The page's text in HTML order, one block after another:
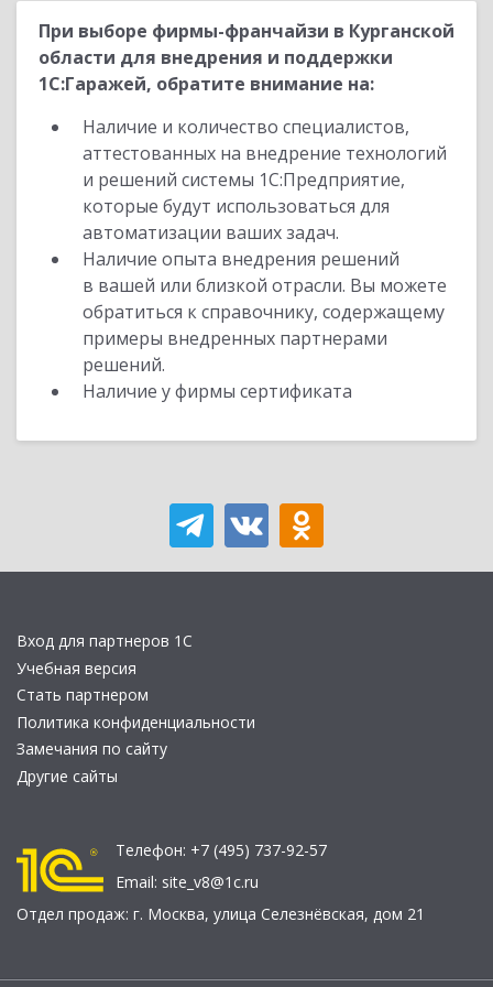
При выборе фирмы-франчайзи в Курганской
области для внедрения и поддержки
1С:Гаражей, обратите внимание на:
Наличие и количество специалистов,
аттестованных на внедрение технологий
и решений системы 1С:Предприятие,
которые будут использоваться для
автоматизации ваших задач.
Наличие опыта внедрения решений
в вашей или близкой отрасли. Вы можете
обратиться к справочнику, содержащему
примеры внедренных партнерами
решений.
Наличие у фирмы сертификата
Вход для партнеров 1С
Учебная версия
Стать партнером
Политика конфиденциальности
Замечания по сайту
Другие сайты
Телефон: +7 (495) 737-92-57
Email: site_v8@1c.ru
Отдел продаж: г. Москва, улица Селезнёвская, дом 21